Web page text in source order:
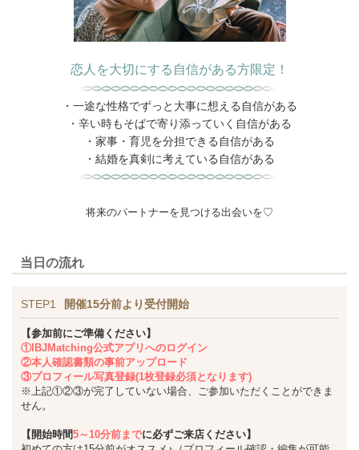
恋人を大切にする自信がある方限定！
・一途な性格でずっと大事に想える自信がある
・辛い時もそばで寄り添っていく自信がある
・家事・育児を分担できる自信がある
・結婚を真剣に考えている自信がある
将来のパートナーを見つける出会いを♡
当日の流れ
STEP1 開催15分前より受付開始
【参加前にご準備ください】
①IBJMatching公式アプリへのログイン
②本人確認書類の事前アップロード
③プロフィール写真登録(1枚登録必須となります)
※上記①②③が完了していない場合、ご参加いただくことができま
せん。
【開始時間5～10分前までに必ずご来店ください】